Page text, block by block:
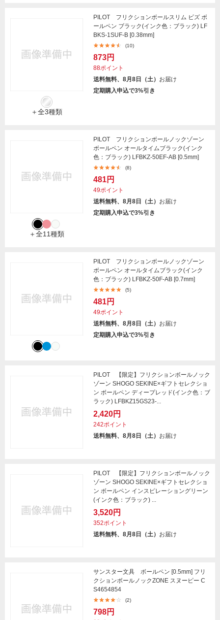
＋全3種類
PILOT フリクションボールスリム ビズ ボ
ールペン ブラック(インク色：ブラック) LF
BKS-1SUF-B [0.38mm]
(10)
873円
88ポイント
送料無料、8月8日（土） お届け
定期購入申込で3%引き
＋全11種類
PILOT フリクションボールノックゾーン
ボールペン オールタイムブラック(インク
色：ブラック) LFBKZ-50EF-AB [0.5mm]
(8)
481円
49ポイント
送料無料、8月8日（土） お届け
定期購入申込で3%引き
PILOT フリクションボールノックゾーン
ボールペン オールタイムブラック(インク
色：ブラック) LFBKZ-50F-AB [0.7mm]
(5)
481円
49ポイント
送料無料、8月8日（土） お届け
定期購入申込で3%引き
PILOT 【限定】フリクションボールノック
ゾーン SHOGO SEKINE×ギフトセレクショ
ン ボールペン ディープレッド(インク色：ブ
ラック) LFBKZ15GS23-...
2,420円
242ポイント
送料無料、8月8日（土） お届け
PILOT 【限定】フリクションボールノック
ゾーン SHOGO SEKINE×ギフトセレクショ
ン ボールペン インスピレーショングリーン
(インク色：ブラック) ...
3,520円
352ポイント
送料無料、8月8日（土） お届け
サンスター文具 ボールペン [0.5mm] フリ
クションボールノックZONE スヌーピー C
S4654854
(2)
798円